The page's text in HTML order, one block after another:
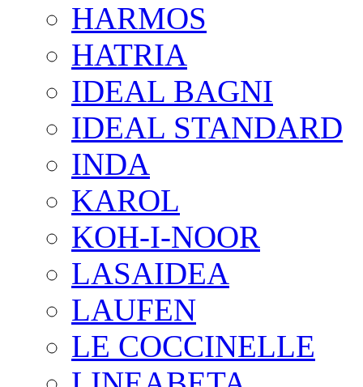
HARMOS
HATRIA
IDEAL BAGNI
IDEAL STANDARD
INDA
KAROL
KOH-I-NOOR
LASAIDEA
LAUFEN
LE COCCINELLE